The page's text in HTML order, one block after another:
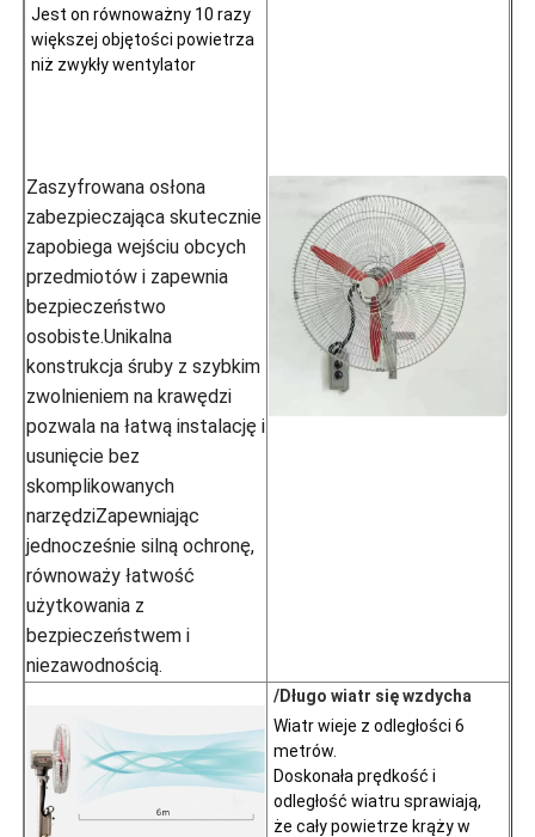
Jest on równoważny 10 razy
większej objętości powietrza
niż zwykły wentylator
Zaszyfrowana osłona
zabezpieczająca skutecznie
zapobiega wejściu obcych
przedmiotów i zapewnia
bezpieczeństwo
osobiste.Unikalna
konstrukcja śruby z szybkim
zwolnieniem na krawędzi
pozwala na łatwą instalację i
usunięcie bez
skomplikowanych
narzędziZapewniając
jednocześnie silną ochronę,
równoważy łatwość
użytkowania z
bezpieczeństwem i
niezawodnością.
/Długo wiatr się wzdycha
Wiatr wieje z odległości 6
metrów.
Doskonała prędkość i
odległość wiatru sprawiają,
że cały powietrze krąży w